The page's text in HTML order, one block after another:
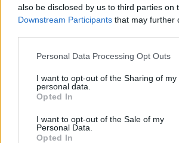
also be disclosed by us to third parties on
Downstream Participants that may further
Personal Data Processing Opt Outs
I want to opt-out of the Sharing of my
personal data.
Opted In
I want to opt-out of the Sale of my
Personal Data.
Opted In
Κατά την τελευταία ημέρα του
(Κυριακή, 15 Νοεμβρίου) από τις
μέχρι τις 2.00 μμ θα γίνει
σχολιασμός της
Σχολιαστές θα ειναι ο
Κρασανάκης, ο καθηγητής Νίκος
ψυχίατρος Χρυσή Γιαννουλακη. Η
την προβολή της ταινίας θα